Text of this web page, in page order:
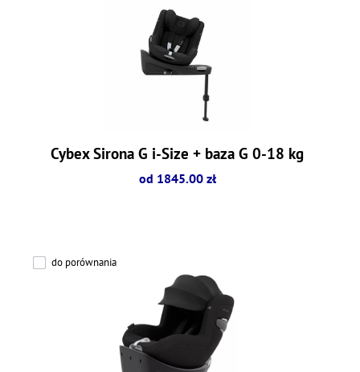
Cybex Sirona G i-Size + baza G 0-18 kg
od 1845.00 zł
do porównania